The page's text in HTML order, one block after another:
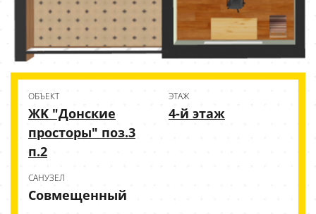
ОБЪЕКТ
ЖK "Донские
просторы" поз.3
п.2
ЭТАЖ
4-й этаж
CАНУЗЕЛ
Совмещенный